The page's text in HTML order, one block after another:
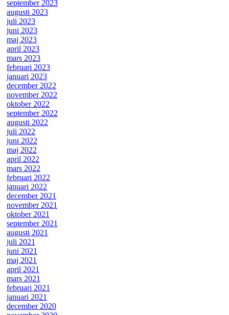
september 2023
augusti 2023
juli 2023
juni 2023
maj 2023
april 2023
mars 2023
februari 2023
januari 2023
december 2022
november 2022
oktober 2022
september 2022
augusti 2022
juli 2022
juni 2022
maj 2022
april 2022
mars 2022
februari 2022
januari 2022
december 2021
november 2021
oktober 2021
september 2021
augusti 2021
juli 2021
juni 2021
maj 2021
april 2021
mars 2021
februari 2021
januari 2021
december 2020